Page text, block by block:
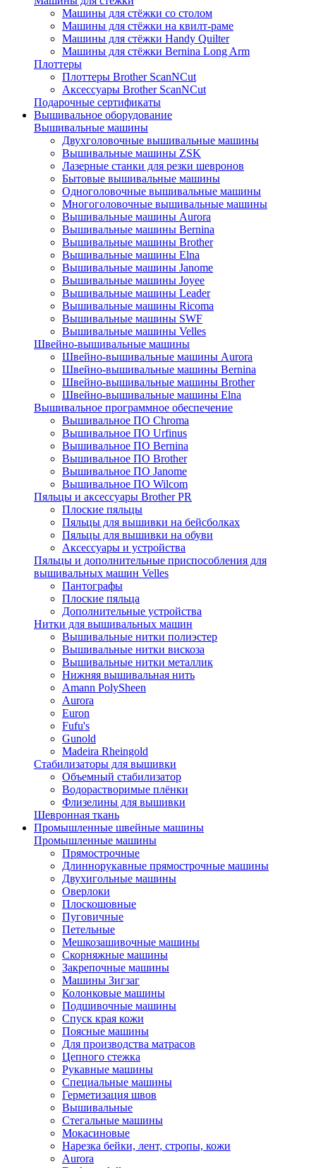
Машины для стёжки со столом
Машины для стёжки на квилт-раме
Машины для стёжки Handy Quilter
Машины для стёжки Bernina Long Arm
Плоттеры
Плоттеры Brother ScanNCut
Аксессуары Brother ScanNCut
Подарочные сертификаты
Вышивальное оборудование
Вышивальные машины
Двухголовочные вышивальные машины
Вышивальные машины ZSK
Лазерные станки для резки шевронов
Бытовые вышивальные машины
Одноголовочные вышивальные машины
Многоголовочные вышивальные машины
Вышивальные машины Aurora
Вышивальные машины Bernina
Вышивальные машины Brother
Вышивальные машины Elna
Вышивальные машины Janome
Вышивальные машины Joyee
Вышивальные машины Leader
Вышивальные машины Ricoma
Вышивальные машины SWF
Вышивальные машины Velles
Швейно-вышивальные машины
Швейно-вышивальные машины Aurora
Швейно-вышивальные машины Bernina
Швейно-вышивальные машины Brother
Швейно-вышивальные машины Elna
Вышивальное программное обеспечение
Вышивальное ПО Chroma
Вышивальное ПО Urfinus
Вышивальное ПО Bernina
Вышивальное ПО Brother
Вышивальное ПО Janome
Вышивальное ПО Wilcom
Пяльцы и аксессуары Brother PR
Плоские пяльцы
Пяльцы для вышивки на бейсболках
Пяльцы для вышивки на обуви
Аксессуары и устройства
Пяльцы и дополнительные приспособления для
вышивальных машин Velles
Пантографы
Плоские пяльца
Дополнительные устройства
Нитки для вышивальных машин
Вышивальные нитки полиэстер
Вышивальные нитки вискоза
Вышивальные нитки металлик
Нижняя вышивальная нить
Amann PolySheen
Aurora
Euron
Fufu's
Gunold
Madeira Rheingold
Стабилизаторы для вышивки
Объемный стабилизатор
Водорастворимые плёнки
Флизелины для вышивки
Шевронная ткань
Промышленные швейные машины
Промышленные машины
Прямострочные
Длиннорукавные прямострочные машины
Двухигольные машины
Оверлоки
Плоскошовные
Пуговичные
Петельные
Мешкозашивочные машины
Скорняжные машины
Закрепочные машины
Машины Зигзаг
Колонковые машины
Подшивочные машины
Спуск края кожи
Поясные машины
Для производства матрасов
Цепного стежка
Рукавные машины
Специальные машины
Герметизация швов
Вышивальные
Стегальные машины
Мокасиновые
Нарезка бейки, лент, стропы, кожи
Aurora